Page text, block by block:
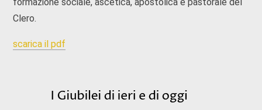
Clero.
scarica il pdf